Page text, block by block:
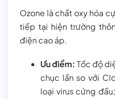
Ozone là chất oxy hóa
tiếp tại hiện trường
điện cao áp.
Ưu điểm: Tốc độ
chục lần so với
loại virus cứng